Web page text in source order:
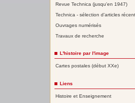
Revue Technica (jusqu'en 1947)
Technica - sélection d'articles
Ouvrages numérisés
Travaux de recherche
L'histoire par l'image
Cartes postales (début XXe)
Liens
Histoire et Enseignement